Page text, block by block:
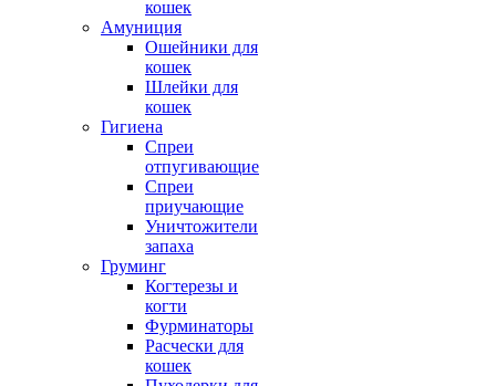
кошек
Амуниция
Ошейники для
кошек
Шлейки для
кошек
Гигиена
Спреи
отпугивающие
Спреи
приучающие
Уничтожители
запаха
Груминг
Когтерезы и
когти
Фурминаторы
Расчески для
кошек